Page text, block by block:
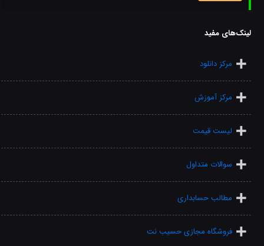
لینک‌های مفید
مرکز دانلود
مرکز آموزش
لیست قیمت
سوالات متداول
مطالب حسابداری
فروشگاه مجازی حسیب نت